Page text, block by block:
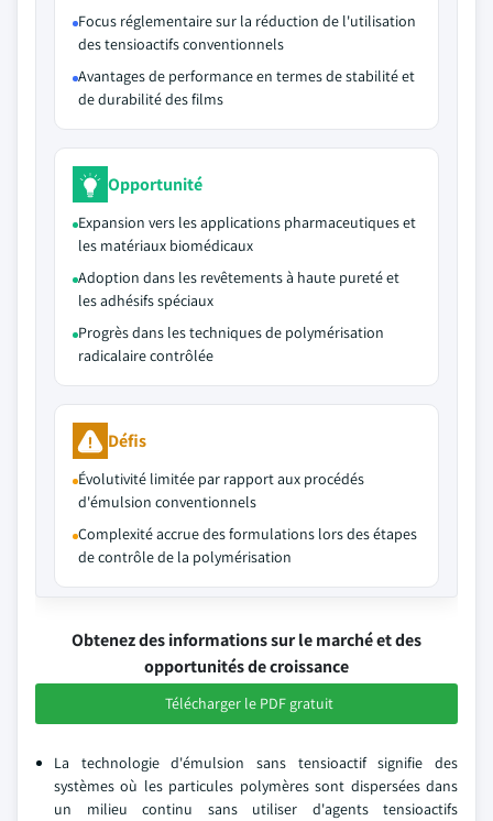
Focus réglementaire sur la réduction de l'utilisation
des tensioactifs conventionnels
Avantages de performance en termes de stabilité et
de durabilité des films
Opportunité
Expansion vers les applications pharmaceutiques et
les matériaux biomédicaux
Adoption dans les revêtements à haute pureté et
les adhésifs spéciaux
Progrès dans les techniques de polymérisation
radicalaire contrôlée
Défis
Évolutivité limitée par rapport aux procédés
d'émulsion conventionnels
Complexité accrue des formulations lors des étapes
de contrôle de la polymérisation
Obtenez des informations sur le marché et des
opportunités de croissance
Télécharger le PDF gratuit
La technologie d'émulsion sans tensioactif signifie des
systèmes où les particules polymères sont dispersées dans
un milieu continu sans utiliser d'agents tensioactifs